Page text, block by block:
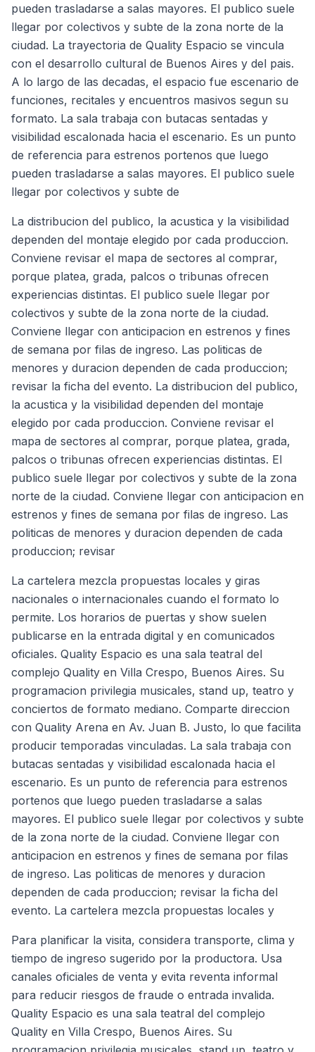
pueden trasladarse a salas mayores. El publico suele
llegar por colectivos y subte de la zona norte de la
ciudad. La trayectoria de Quality Espacio se vincula
con el desarrollo cultural de Buenos Aires y del pais.
A lo largo de las decadas, el espacio fue escenario de
funciones, recitales y encuentros masivos segun su
formato. La sala trabaja con butacas sentadas y
visibilidad escalonada hacia el escenario. Es un punto
de referencia para estrenos portenos que luego
pueden trasladarse a salas mayores. El publico suele
llegar por colectivos y subte de
La distribucion del publico, la acustica y la visibilidad
dependen del montaje elegido por cada produccion.
Conviene revisar el mapa de sectores al comprar,
porque platea, grada, palcos o tribunas ofrecen
experiencias distintas. El publico suele llegar por
colectivos y subte de la zona norte de la ciudad.
Conviene llegar con anticipacion en estrenos y fines
de semana por filas de ingreso. Las politicas de
menores y duracion dependen de cada produccion;
revisar la ficha del evento. La distribucion del publico,
la acustica y la visibilidad dependen del montaje
elegido por cada produccion. Conviene revisar el
mapa de sectores al comprar, porque platea, grada,
palcos o tribunas ofrecen experiencias distintas. El
publico suele llegar por colectivos y subte de la zona
norte de la ciudad. Conviene llegar con anticipacion en
estrenos y fines de semana por filas de ingreso. Las
politicas de menores y duracion dependen de cada
produccion; revisar
La cartelera mezcla propuestas locales y giras
nacionales o internacionales cuando el formato lo
permite. Los horarios de puertas y show suelen
publicarse en la entrada digital y en comunicados
oficiales. Quality Espacio es una sala teatral del
complejo Quality en Villa Crespo, Buenos Aires. Su
programacion privilegia musicales, stand up, teatro y
conciertos de formato mediano. Comparte direccion
con Quality Arena en Av. Juan B. Justo, lo que facilita
producir temporadas vinculadas. La sala trabaja con
butacas sentadas y visibilidad escalonada hacia el
escenario. Es un punto de referencia para estrenos
portenos que luego pueden trasladarse a salas
mayores. El publico suele llegar por colectivos y subte
de la zona norte de la ciudad. Conviene llegar con
anticipacion en estrenos y fines de semana por filas
de ingreso. Las politicas de menores y duracion
dependen de cada produccion; revisar la ficha del
evento. La cartelera mezcla propuestas locales y
Para planificar la visita, considera transporte, clima y
tiempo de ingreso sugerido por la productora. Usa
canales oficiales de venta y evita reventa informal
para reducir riesgos de fraude o entrada invalida.
Quality Espacio es una sala teatral del complejo
Quality en Villa Crespo, Buenos Aires. Su